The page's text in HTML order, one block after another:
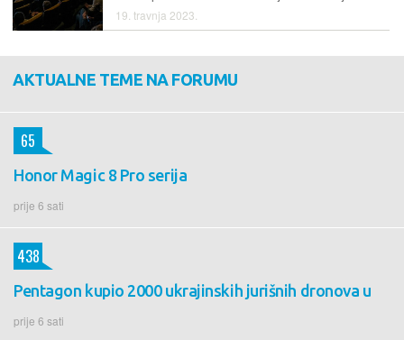
19. travnja 2023.
AKTUALNE TEME NA FORUMU
Honor Magic 8 Pro serija
prije 6 sati
65
Pentagon kupio 2000 ukrajinskih jurišnih dronova u
prije 6 sati
438